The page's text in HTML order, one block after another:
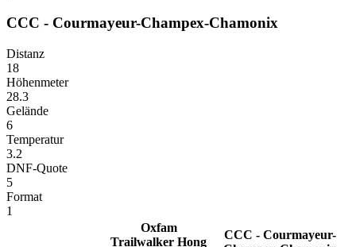
CCC - Courmayeur-Champex-Chamonix
Distanz
18
Höhenmeter
28.3
Gelände
6
Temperatur
3.2
DNF-Quote
5
Format
1
Oxfam
Trailwalker Hong
CCC - Courmayeur-